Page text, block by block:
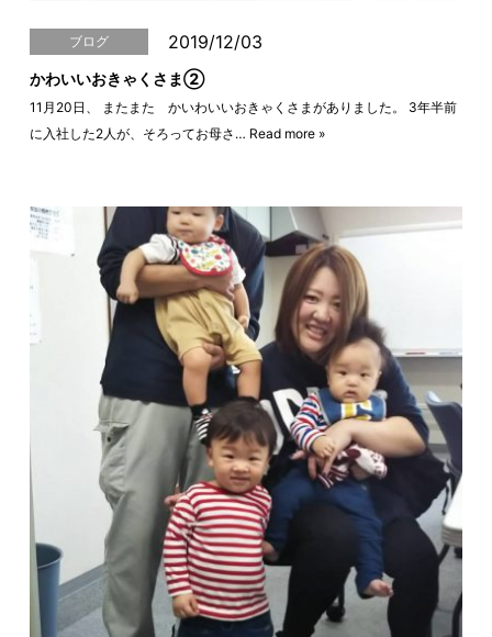
ブログ 2019/12/03
かわいいおきゃくさま②
11月20日、 またまた かいわいいおきゃくさまがありました。 3年半前
に入社した2人が、そろってお母さ… Read more »